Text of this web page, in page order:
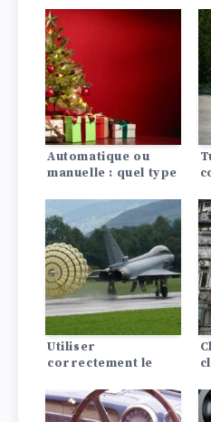
Automatique ou
manuelle : quel type
Utiliser
correctement le
comment faire !